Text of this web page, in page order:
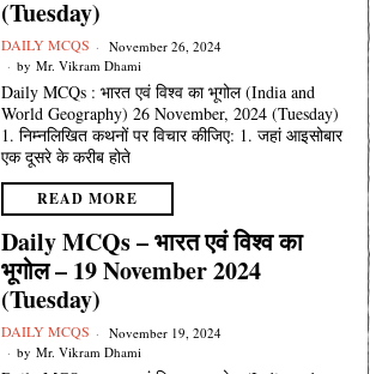
(Tuesday)
DAILY MCQS
November 26, 2024
by Mr. Vikram Dhami
Daily MCQs : भारत एवं विश्व का भूगोल (India and
World Geography) 26 November, 2024 (Tuesday)
1. निम्नलिखित कथनों पर विचार कीजिए: 1. जहां आइसोबार
एक दूसरे के करीब होते
READ MORE
Daily MCQs – भारत एवं विश्व का
भूगोल – 19 November 2024
(Tuesday)
DAILY MCQS
November 19, 2024
by Mr. Vikram Dhami